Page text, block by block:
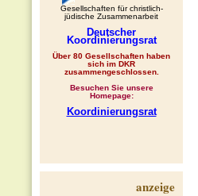
Gesellschaften für christlich-
jüdische Zusammenarbeit
Deutscher
Koordinierungsrat
Über 80 Gesellschaften haben
sich im DKR
zusammengeschlossen.
Besuchen Sie unsere
Homepage:
Koordinierungsrat
anzeige